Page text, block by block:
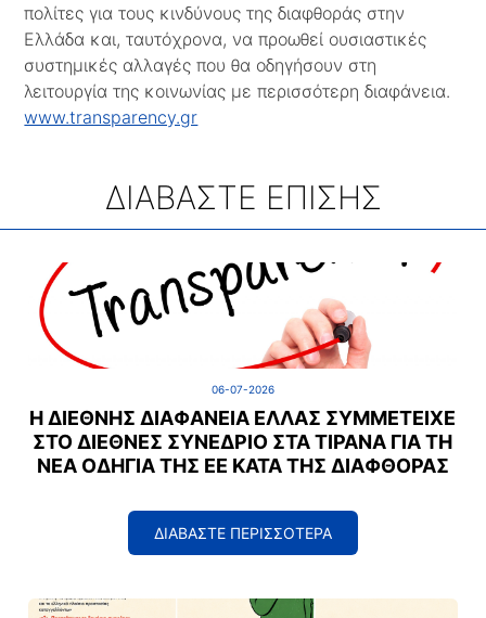
πολίτες για τους κινδύνους της διαφθοράς στην
Ελλάδα και, ταυτόχρονα, να προωθεί ουσιαστικές
συστημικές αλλαγές που θα οδηγήσουν στη
λειτουργία της κοινωνίας με περισσότερη διαφάνεια.
www.transparency.gr
ΔΙΑΒΑΣΤΕ ΕΠΙΣΗΣ
06-07-2026
Η ΔΙΕΘΝΉΣ ΔΙΑΦΆΝΕΙΑ ΕΛΛΆΣ ΣΥΜΜΕΤΕΊΧΕ
ΣΤΟ ΔΙΕΘΝΈΣ ΣΥΝΈΔΡΙΟ ΣΤΑ ΤΊΡΑΝΑ ΓΙΑ ΤΗ
ΝΈΑ ΟΔΗΓΊΑ ΤΗΣ ΕΕ ΚΑΤΆ ΤΗΣ ΔΙΑΦΘΟΡΆΣ
ΔΙΑΒΑΣΤΕ ΠΕΡΙΣΣΟΤΕΡΑ